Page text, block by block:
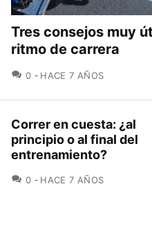
Tres consejos muy
ritmo de carrera
0 COMENTARIOS
HACE 7 AÑOS
Correr en cuesta: ¿al
principio o al final del
entrenamiento?
0 COMENTARIOS
HACE 7 AÑOS